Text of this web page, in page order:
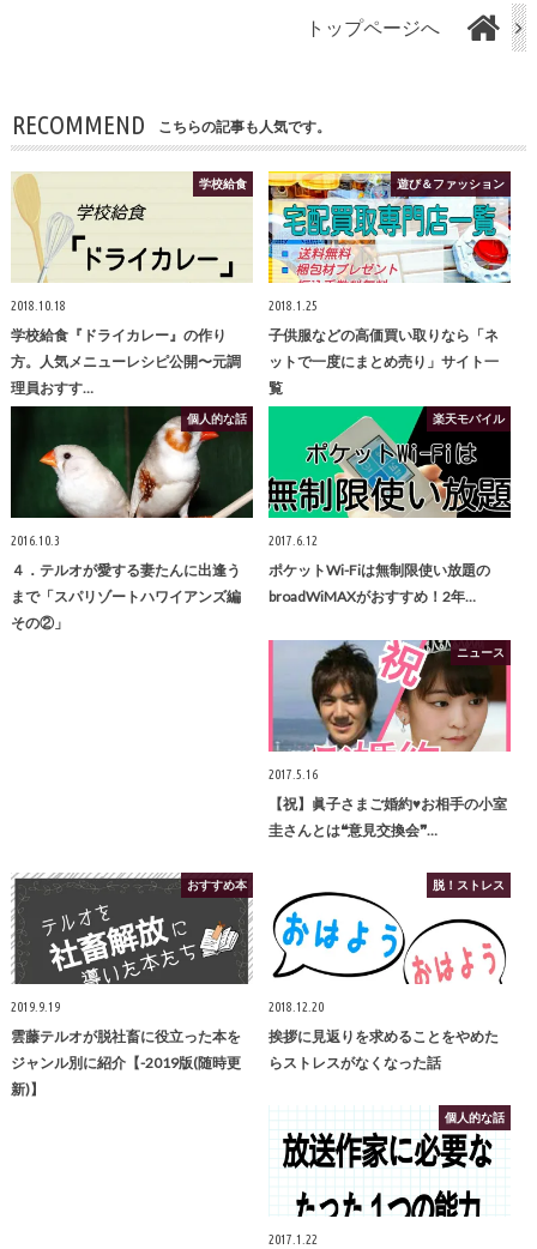
トップページへ
RECOMMEND こちらの記事も人気です。
学校給食
2018.10.18
学校給食『ドライカレー』の作り
方。人気メニューレシピ公開〜元調
理員おすす…
遊び＆ファッション
2018.1.25
子供服などの高価買い取りなら「ネ
ットで一度にまとめ売り」サイト一
覧
個人的な話
2016.10.3
４．テルオが愛する妻たんに出逢う
まで「スパリゾートハワイアンズ編
その②」
楽天モバイル
2017.6.12
ポケットWi-Fiは無制限使い放題の
broadWiMAXがおすすめ！2年…
ニュース
2017.5.16
【祝】眞子さまご婚約♥お相手の小室
圭さんとは❝意見交換会❞…
おすすめ本
2019.9.19
雲藤テルオが脱社畜に役立った本を
ジャンル別に紹介【-2019版(随時更
新)】
脱！ストレス
2018.12.20
挨拶に見返りを求めることをやめた
らストレスがなくなった話
個人的な話
2017.1.22